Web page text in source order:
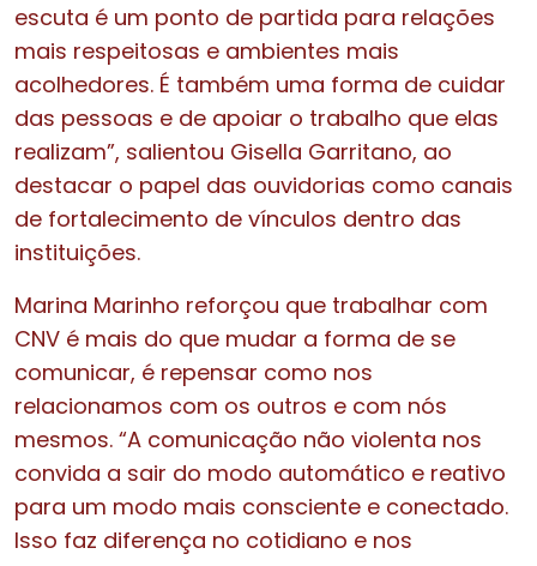
escuta é um ponto de partida para relações
mais respeitosas e ambientes mais
acolhedores. É também uma forma de cuidar
das pessoas e de apoiar o trabalho que elas
realizam”, salientou Gisella Garritano, ao
destacar o papel das ouvidorias como canais
de fortalecimento de vínculos dentro das
instituições.
Marina Marinho reforçou que trabalhar com
CNV é mais do que mudar a forma de se
comunicar, é repensar como nos
relacionamos com os outros e com nós
mesmos. “A comunicação não violenta nos
convida a sair do modo automático e reativo
para um modo mais consciente e conectado.
Isso faz diferença no cotidiano e nos